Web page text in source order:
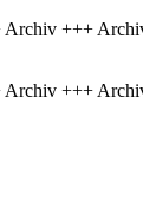
+++
+++